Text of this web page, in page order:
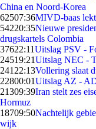
China en Noord-Korea
62507:36MIVD-baas lekt
54220:35Nieuwe
drugskartels Colombia
37622:11Uitslag PSV -
24519:21Uitslag NEC -
241 22:13Vollering slaat
22800:01Uitslag AZ -
21309:39Iran stelt zes
Hormuz
18709:50Nachtelijk
wijk